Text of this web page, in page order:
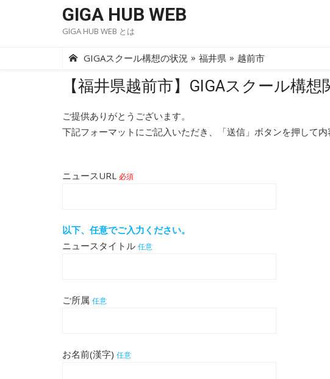
GIGA HUB WEB
GIGA HUB WEB とは
GIGAスクール構想の状況 » 福井県 » 越前市
【福井県越前市】GIGAスクール構
ご提供ありがとうございます。
下記フォーマットにご記入いただき、「送信」ボタンを押して内
ニュースURL 必須
以下、任意でご入力ください。
ニュースタイトル 任意
ご所属 任意
お名前(漢字) 任意